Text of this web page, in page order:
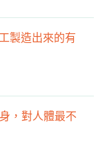
製造出來的有
，對人體最不